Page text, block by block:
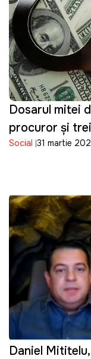
Dosarul mitei
procuror și
reținuți
Social 31 martie
Daniel